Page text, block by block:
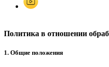
Политика в отношении
1. Общие положения